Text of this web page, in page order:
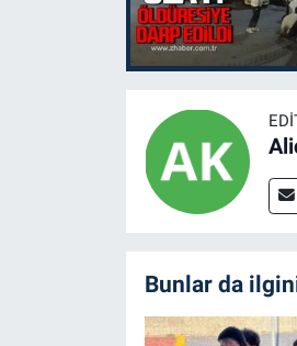
Bunlar da